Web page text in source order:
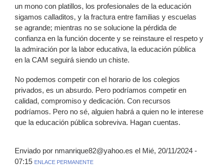
un mono con platillos, los profesionales de la educación
sigamos calladitos, y la fractura entre familias y escuelas
se agrande; mientras no se solucione la pérdida de
confianza en la función docente y se reinstaure el respeto y
la admiración por la labor educativa, la educación pública
en la CAM seguirá siendo un chiste.
No podemos competir con el horario de los colegios
privados, es un absurdo. Pero podríamos competir en
calidad, compromiso y dedicación. Con recursos
podríamos. Pero no sé, alguien habrá a quien no le interese
que la educación pública sobreviva. Hagan cuentas.
Enviado por nmanrique82@yahoo.es el Mié, 20/11/2024 -
07:15 ENLACE PERMANENTE